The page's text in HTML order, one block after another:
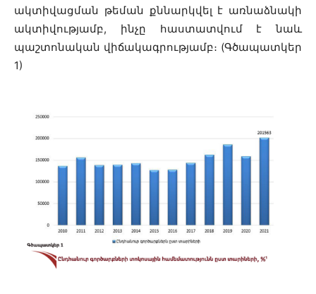
ակտիվացման թեման քննարկվել է առնաձնակի
ակտիվությամբ, ինչը հաստատվում է նաև
պաշտոնական վիճակագրությամբ։ (Գծապատկեր
1)